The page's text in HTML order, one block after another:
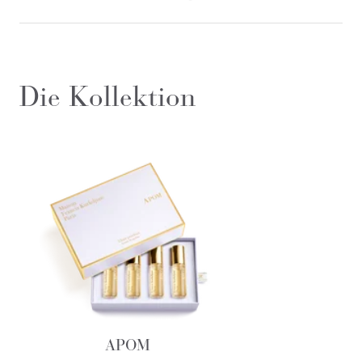
Die Kollektion
APOM